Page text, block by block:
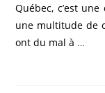
Québec, c’est
une multitude de
ont du mal à …